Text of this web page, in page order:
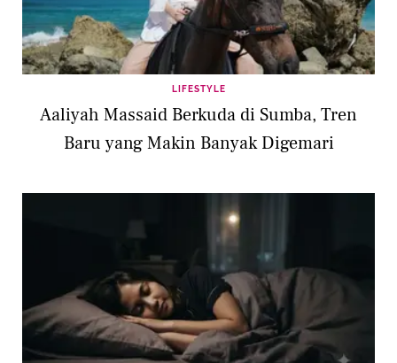
LIFESTYLE
Aaliyah Massaid Berkuda di Sumba, Tren
Baru yang Makin Banyak Digemari